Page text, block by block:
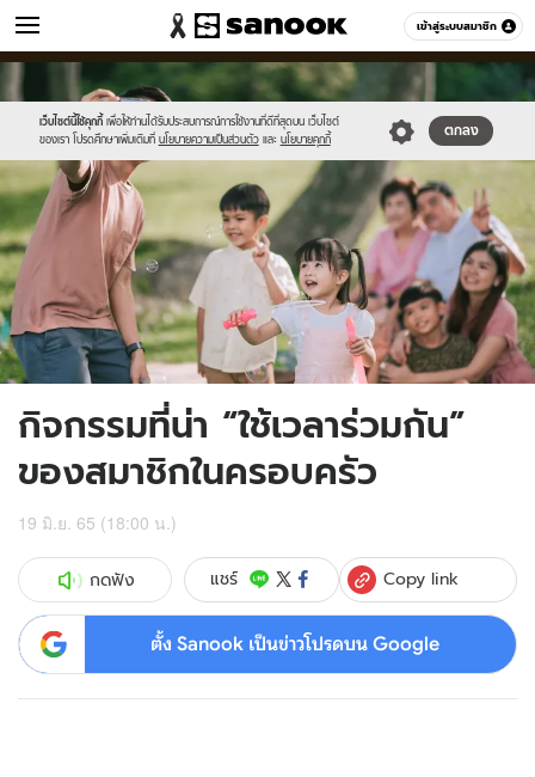
เข้าสู่ระบบสมาชิก
วัยรุ่น หมวดอื่นๆ
เว็บไซต์นี้ใช้คุกกี้ เพื่อให้ท่านได้รับประสบการณ์การใช้งานที่ดีที่สุดบน เว็บไซต์
ของเรา โปรดศึกษาเพิ่มเติมที่ นโยบายความเป็นส่วนตัว และ นโยบายคุกกี้
ตกลง
//s.isanook.com/sr/0/images/logo-
new-
sanook.png
//s.isanook.com/ca/0/ud/282/1410119/istock-
1314281491.jpg
กิจกรรมที่น่า “ใช้เวลาร่วมกัน”
ของสมาชิกในครอบครัว
19 มิ.ย. 65 (18:00 น.)
กดฟัง แชร์ Copy link
ตั้ง Sanook เป็นข่าวโปรดบน Google